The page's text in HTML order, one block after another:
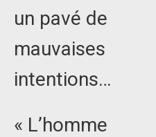
un pavé de
mauvaises
intentions…
« L’homme